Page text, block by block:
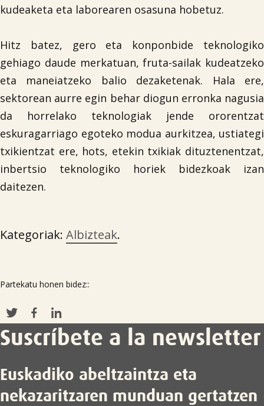
kudeaketa eta laborearen osasuna hobetuz.
Hitz batez, gero eta konponbide teknologiko
gehiago daude merkatuan, fruta-sailak kudeatzeko
eta maneiatzeko balio dezaketenak. Hala ere,
sektorean aurre egin behar diogun erronka nagusia
da horrelako teknologiak jende ororentzat
eskuragarriago egoteko modua aurkitzea, ustiategi
txikientzat ere, hots, etekin txikiak dituztenentzat,
inbertsio teknologiko horiek bidezkoak izan
daitezen.
Kategoriak: Albizteak.
Partekatu honen bidez::
Suscríbete a la newsletter
Euskadiko abeltzaintza eta
nekazaritzaren munduan gertatzen